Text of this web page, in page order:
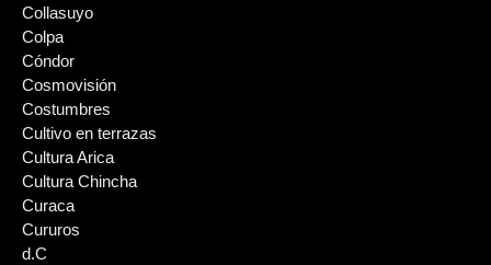
Collasuyo
Colpa
Cóndor
Cosmovisión
Costumbres
Cultivo en terrazas
Cultura Arica
Cultura Chincha
Curaca
Cururos
d.C